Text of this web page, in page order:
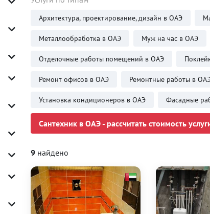
Архитектура, проектирование, дизайн в ОАЭ
Металлообработка в ОАЭ Муж на час в ОАЭ
Отделочные работы помещений в ОАЭ
Ремонт офисов в ОАЭ Ремонтные работы в
Установка кондиционеров в ОАЭ Фасадные
Сантехник в ОАЭ - рассчитать стоимость
9найдено